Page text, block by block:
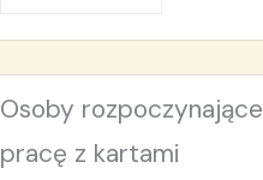
Osoby rozpoczynające
pracę z kartami